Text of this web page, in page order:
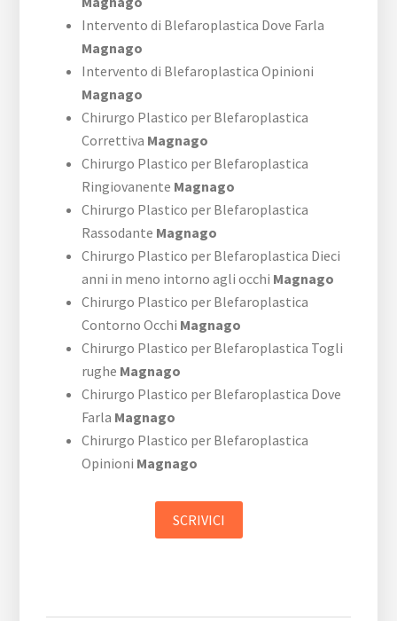
Intervento di Blefaroplastica Dove Farla
Magnago
Intervento di Blefaroplastica Opinioni
Magnago
Chirurgo Plastico per Blefaroplastica
Correttiva Magnago
Chirurgo Plastico per Blefaroplastica
Ringiovanente Magnago
Chirurgo Plastico per Blefaroplastica
Rassodante Magnago
Chirurgo Plastico per Blefaroplastica Dieci
anni in meno intorno agli occhi Magnago
Chirurgo Plastico per Blefaroplastica
Contorno Occhi Magnago
Chirurgo Plastico per Blefaroplastica Togli
rughe Magnago
Chirurgo Plastico per Blefaroplastica Dove
Farla Magnago
Chirurgo Plastico per Blefaroplastica
Opinioni Magnago
SCRIVICI